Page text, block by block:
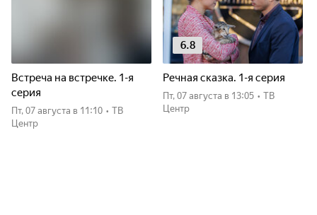
Встреча на встречке. 1-я
серия
пт, 07 августа в 11:10 • ТВ
Центр
6.8
Речная сказка. 1-я серия
пт, 07 августа в 13:05 • ТВ
Центр